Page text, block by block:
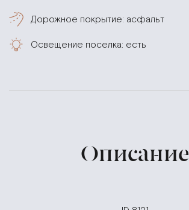
Дорожное покрытие: асфальт
Освещение поселка: есть
Описание